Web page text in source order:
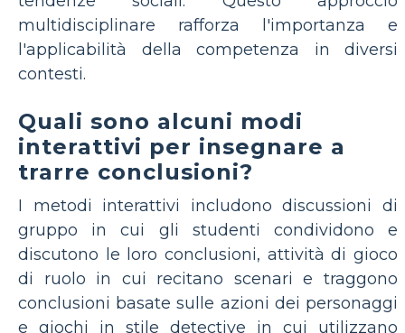
multidisciplinare rafforza l'importanza e
l'applicabilità della competenza in diversi
contesti.
Quali sono alcuni modi
interattivi per insegnare a
trarre conclusioni?
I metodi interattivi includono discussioni di
gruppo in cui gli studenti condividono e
discutono le loro conclusioni, attività di gioco
di ruolo in cui recitano scenari e traggono
conclusioni basate sulle azioni dei personaggi
e giochi in stile detective in cui utilizzano